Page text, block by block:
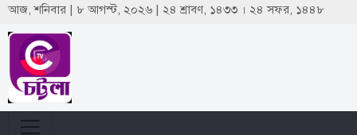
আজ, শনিবার | ৮ আগস্ট, ২০২৬ | ২৪ শ্রাবণ, ১৪৩৩ । ২৪ সফর, ১৪৪৮